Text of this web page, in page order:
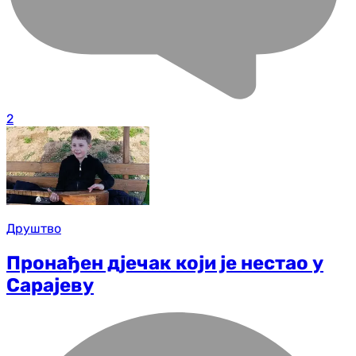
2
Друштво
Пронађен д‌јечак који је нестао у
Сарајеву